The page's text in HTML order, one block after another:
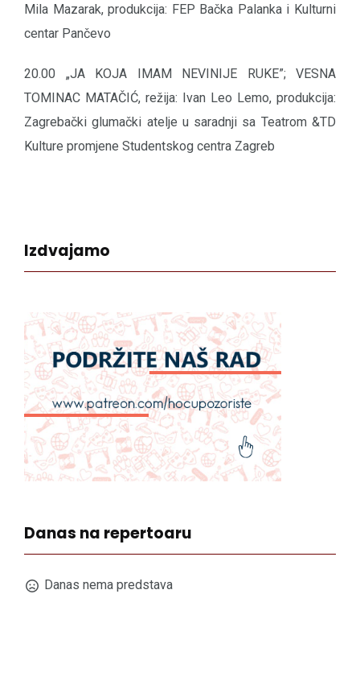
Mila Mazarak, produkcija: FEP Bačka Palanka i Kulturni
centar Pančevo
20.00 „JA KOJA IMAM NEVINIJE RUKE”; VESNA
TOMINAC MATAČIĆ, režija: Ivan Leo Lemo, produkcija:
Zagrebački glumački atelje u saradnji sa Teatrom &TD
Kulture promjene Studentskog centra Zagreb
Izdvajamo
Danas na repertoaru
Danas nema predstava